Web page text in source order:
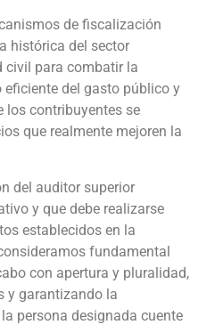
de fiscalización
histórica del sector
civil para combatir la
del gasto público y
los contribuyentes se
que realmente mejoren la
del auditor superior
y que debe realizarse
establecidos en la
fundamental
con apertura y pluralidad,
y garantizando la
persona designada cuente